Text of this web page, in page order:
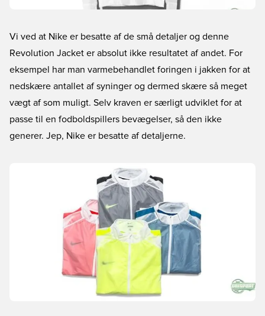
Vi ved at Nike er besatte af de små detaljer og denne
Revolution Jacket er absolut ikke resultatet af andet. For
eksempel har man varmebehandlet foringen i jakken for at
nedskære antallet af syninger og dermed skære så meget
vægt af som muligt. Selv kraven er særligt udviklet for at
passe til en fodboldspillers bevægelser, så den ikke
generer. Jep, Nike er besatte af detaljerne.